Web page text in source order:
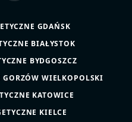
GDAŃSK
BIAŁYSTOK
BYDGOSZCZ
GORZÓW WIELKOPOLSKI
KATOWICE
KIELCE